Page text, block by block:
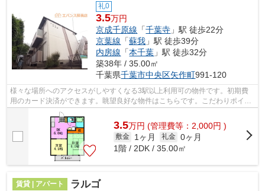
礼0
3.5万円
京成千原線 「千葉寺 」駅 徒歩22分
京葉線 「蘇我 」駅 徒歩39分
内房線 「本千葉 」駅 徒歩32分
築38年 / 35.00㎡
千葉県千葉市中央区矢作町991-120
様々な場所へのアクセスがしやすくなる3駅以上利用可の物件です。初期費
用のカード決済ができます。眺望良好な物件はこちらです。こだわりポイン
ト満載のメゾンヒルズ。物件探しの第一...
3.5万円 (管理費等：2,000円 )
敷金 1ヶ月 礼金 0ヶ月
1階 / 2DK / 35.00㎡
賃貸 | アパート ラルゴ